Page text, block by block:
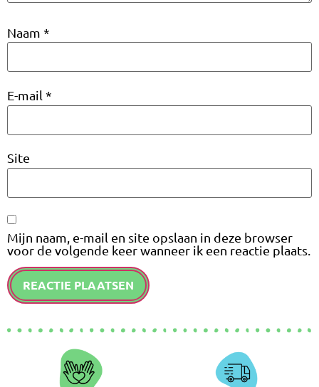
Naam *
E-mail *
Site
Mijn naam, e-mail en site opslaan in deze browser
voor de volgende keer wanneer ik een reactie plaats.